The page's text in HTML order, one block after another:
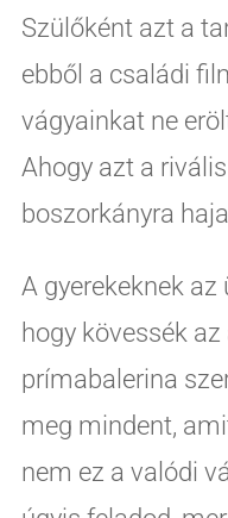
Szülőként azt a
ebből a családi
vágyainkat ne
Ahogy azt a
boszorkányra
A gyerekeknek
hogy kövessék
prímabalerina
meg mindent,
nem ez a valódi